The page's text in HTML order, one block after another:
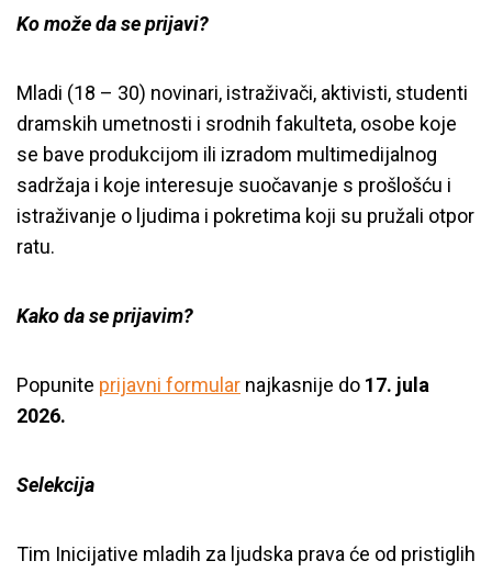
Ko može da se prijavi?
Mladi (18 – 30) novinari, istraživači, aktivisti, studenti
dramskih umetnosti i srodnih fakulteta, osobe koje
se bave produkcijom ili izradom multimedijalnog
sadržaja i koje interesuje suočavanje s prošlošću i
istraživanje o ljudima i pokretima koji su pružali otpor
ratu.
Kako da se prijavim?
Popunite prijavni formular najkasnije do 17. jula
2026.
Selekcija
Tim Inicijative mladih za ljudska prava će od pristiglih